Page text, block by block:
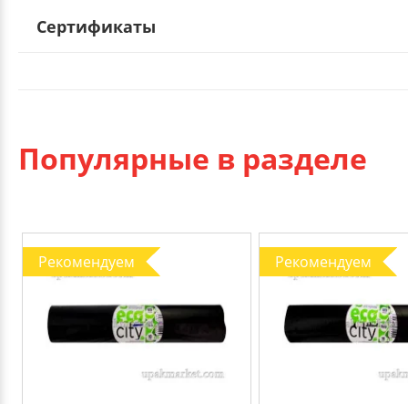
Сертификаты
Популярные в разделе
Рекомендуем Рекомендуем